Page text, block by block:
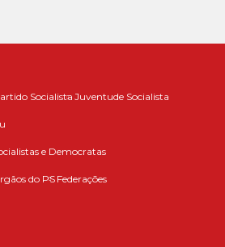
Socialista Juventude Socialista
e Democratas
do PS Federações